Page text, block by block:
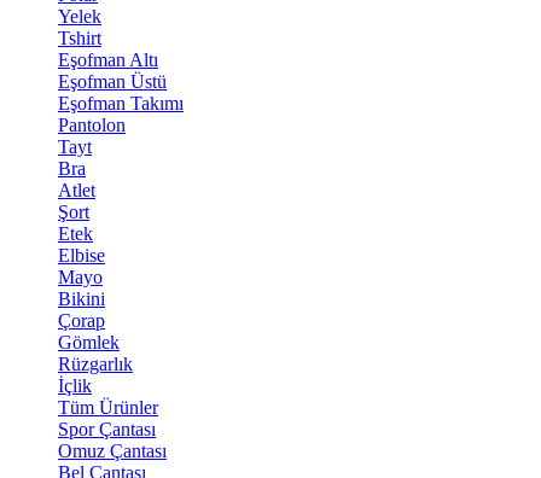
Yelek
Tshirt
Eşofman Altı
Eşofman Üstü
Eşofman Takımı
Pantolon
Tayt
Bra
Atlet
Şort
Etek
Elbise
Mayo
Bikini
Çorap
Gömlek
Rüzgarlık
İçlik
Tüm Ürünler
Spor Çantası
Omuz Çantası
Bel Çantası